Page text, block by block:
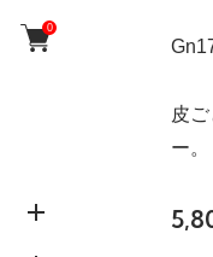
0
皮
ー。